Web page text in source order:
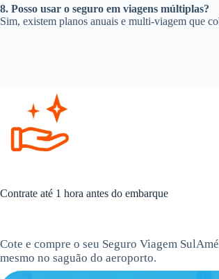
8. Posso usar o seguro em viagens múltiplas?
Sim, existem planos anuais e multi-viagem que
Contrate até 1 hora antes do embarque
Cote e compre o seu Seguro Viagem
mesmo no saguão do aeroporto.